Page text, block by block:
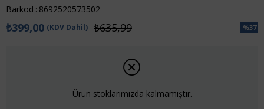
Barkod : 8692520573502
%37
₺635,99
₺399,00 (KDV Dahil)
Ürün stoklarımızda kalmamıştır.